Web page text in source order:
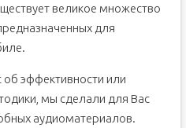
великое множество
для
эффективности или
мы сделали для Вас
аудиоматериалов.